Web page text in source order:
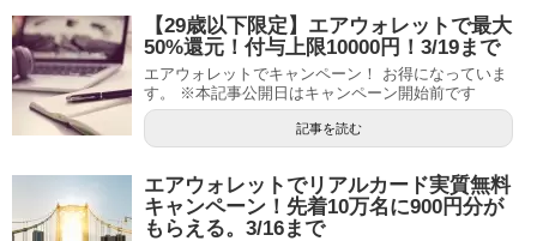
【29歳以下限定】エアウォレットで最大
50%還元！付与上限10000円！3/19まで
エアウォレットでキャンペーン！ お得になっていま
す。 ※本記事公開日はキャンペーン開始前です
記事を読む
エアウォレットでリアルカード実質無料
キャンペーン！先着10万名に900円分が
もらえる。3/16まで